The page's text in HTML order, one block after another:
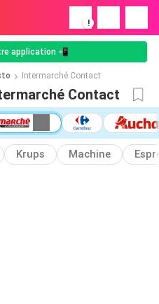
!
application 📲
Intermarché Contact
Contact
Krups Machine